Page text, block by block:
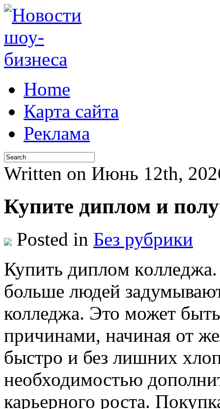
Home
Карта сайта
Реклама
Written on Июнь 12th,
Купите диплом и
Posted in Без рубрики
Купить диплoм
больше людей
колледжа. Это может
причинами, начиная от
быстро и без лишних
необходимостью
карьерного роста.